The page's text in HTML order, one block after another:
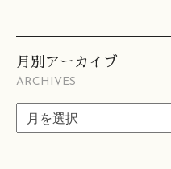
月別アーカイブ
ARCHIVES